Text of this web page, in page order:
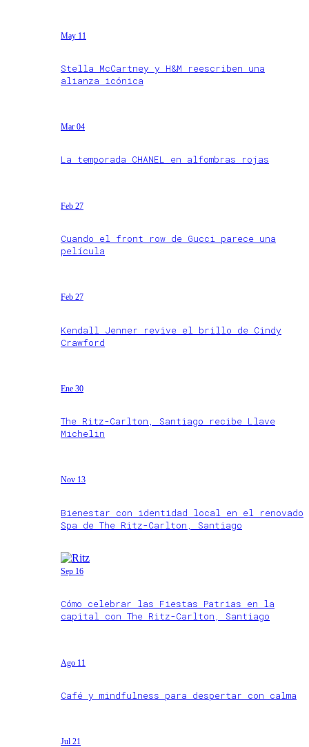
May 11
Stella McCartney y H&M reescriben una
alianza icónica
Mar 04
La temporada CHANEL en alfombras rojas
Feb 27
Cuando el front row de Gucci parece una
película
Feb 27
Kendall Jenner revive el brillo de Cindy
Crawford
Ene 30
The Ritz-Carlton, Santiago recibe Llave
Michelin
Nov 13
Bienestar con identidad local en el renovado
Spa de The Ritz-Carlton, Santiago
Sep 16
Cómo celebrar las Fiestas Patrias en la
capital con The Ritz-Carlton, Santiago
Ago 11
Café y mindfulness para despertar con calma
Jul 21